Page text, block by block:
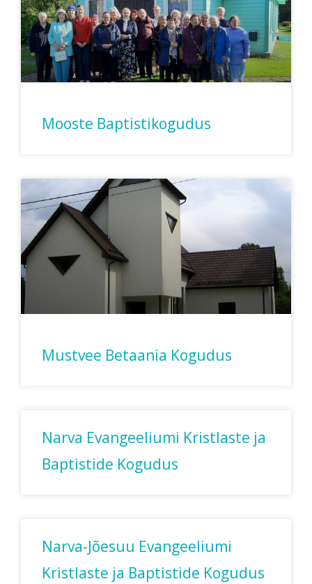
Mooste Baptistikogudus
Mustvee Betaania Kogudus
Narva Evangeeliumi Kristlaste ja
Baptistide Kogudus
Narva-Jõesuu Evangeeliumi
Kristlaste ja Baptistide Kogudus